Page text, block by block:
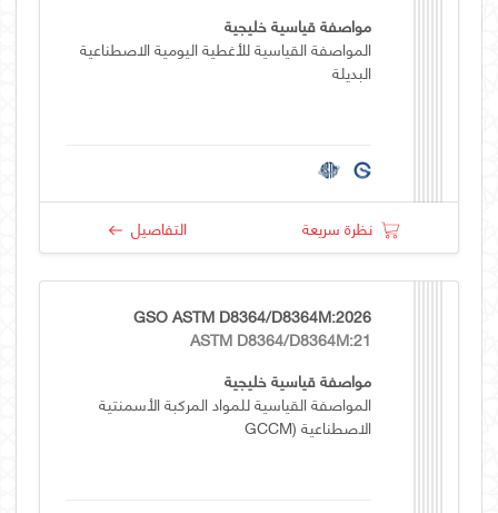
مواصفة قياسية خليجية
المواصفة القياسية للأغطية اليومية الاصطناعية
البديلة
نظرة سريعة التفاصيل
GSO ASTM D8364/D8364M:2026
ASTM D8364/D8364M:21
مواصفة قياسية خليجية
المواصفة القياسية للمواد المركبة الأسمنتية
الاصطناعية (GCCM